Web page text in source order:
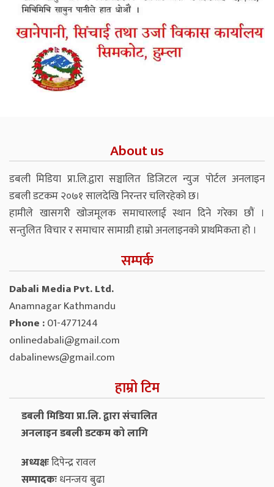
About us
डबली मिडिया प्रा.लि.द्वारा सञ्चालित डिजिटल न्युज पोर्टल अनलाइन
डबली डटकम २०७१ सालदेखि निरन्तर चलिरहेको छ।
हामीले खासगरी खोजमूलक समाचारलाई स्थान दिने गरेका छौं ।
सन्तुलित विचार र समाचार सामाग्री हाम्रो अनलाइनको प्राथमिकता हो ।
सम्पर्क
Dabali Media Pvt. Ltd.
Anamnagar Kathmandu
Phone :01-4771244
onlinedabali@gmail.com
dabalinews@gmail.com
हाम्रो टिम
डबली मिडिया प्रा.लि. द्वारा संचालित
अनलाइन डबली डटकम को लागि
अध्यक्षःदिपेन्द्र रावल
सम्पादकःधनन्‍जय बुढा